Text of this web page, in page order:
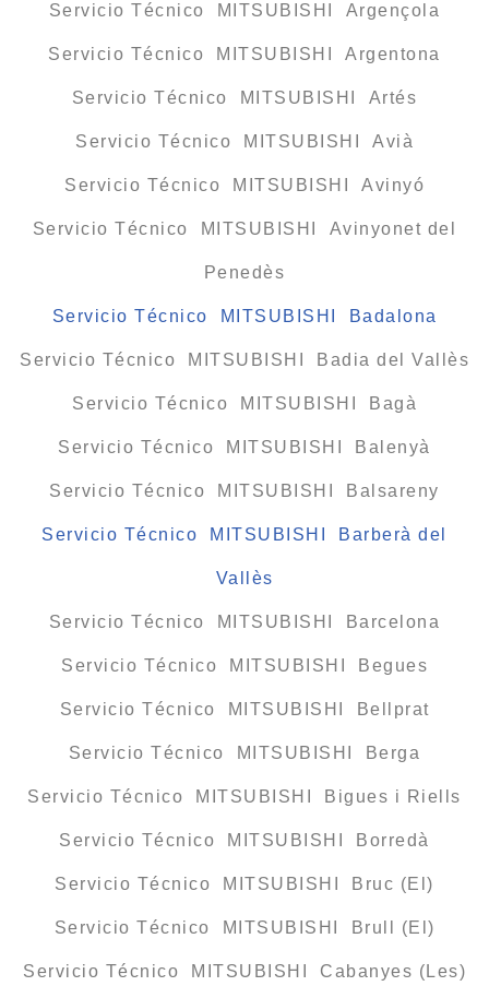
Servicio Técnico MITSUBISHI Argençola
Servicio Técnico MITSUBISHI Argentona
Servicio Técnico MITSUBISHI Artés
Servicio Técnico MITSUBISHI Avià
Servicio Técnico MITSUBISHI Avinyó
Servicio Técnico MITSUBISHI Avinyonet del
Penedès
Servicio Técnico MITSUBISHI Badalona
Servicio Técnico MITSUBISHI Badia del Vallès
Servicio Técnico MITSUBISHI Bagà
Servicio Técnico MITSUBISHI Balenyà
Servicio Técnico MITSUBISHI Balsareny
Servicio Técnico MITSUBISHI Barberà del
Vallès
Servicio Técnico MITSUBISHI Barcelona
Servicio Técnico MITSUBISHI Begues
Servicio Técnico MITSUBISHI Bellprat
Servicio Técnico MITSUBISHI Berga
Servicio Técnico MITSUBISHI Bigues i Riells
Servicio Técnico MITSUBISHI Borredà
Servicio Técnico MITSUBISHI Bruc (El)
Servicio Técnico MITSUBISHI Brull (El)
Servicio Técnico MITSUBISHI Cabanyes (Les)